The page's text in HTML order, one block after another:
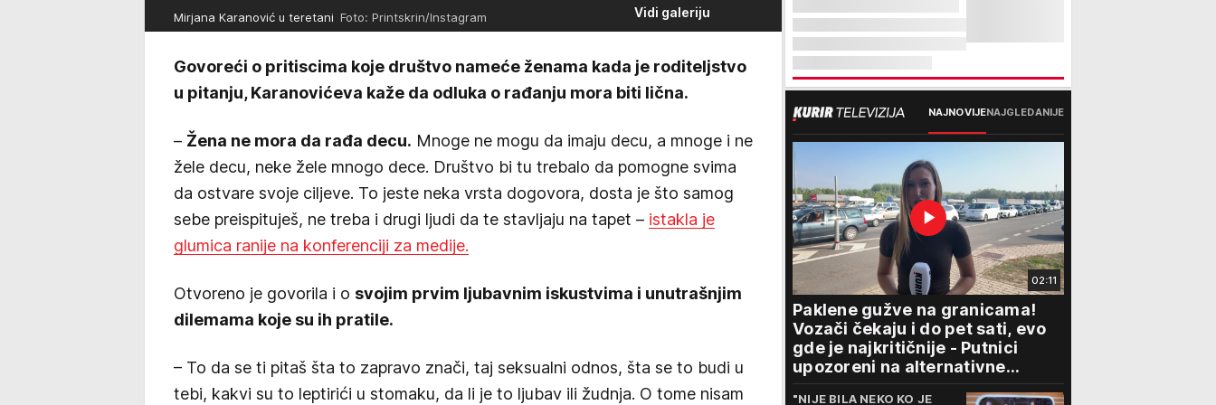
Vidi galeriju
Mirjana Karanović u teretani Foto: Printskrin/Instagram
Govoreći o pritiscima koje društvo nameće ženama kada je roditeljstvo
u pitanju, Karanovićeva kaže da odluka o rađanju mora biti lična.
– Žena ne mora da rađa decu. Mnoge ne mogu da imaju decu, a mnoge i ne
žele decu, neke žele mnogo dece. Društvo bi tu trebalo da pomogne svima
da ostvare svoje ciljeve. To jeste neka vrsta dogovora, dosta je što samog
sebe preispituješ, ne treba i drugi ljudi da te stavljaju na tapet – istakla je
glumica ranije na konferenciji za medije.
Otvoreno je govorila i o svojim prvim ljubavnim iskustvima i unutrašnjim
dilemama koje su ih pratile.
– To da se ti pitaš šta to zapravo znači, taj seksualni odnos, šta se to budi u
tebi, kakvi su to leptirići u stomaku, da li je to ljubav ili žudnja. O tome nisam
NAJNOVIJENAJGLEDANIJE
02:11
Paklene gužve na granicama!
Vozači čekaju i do pet sati, evo
gde je najkritičnije - Putnici
upozoreni na alternativne
prelaze
"NIJE BILA NEKO KO JE